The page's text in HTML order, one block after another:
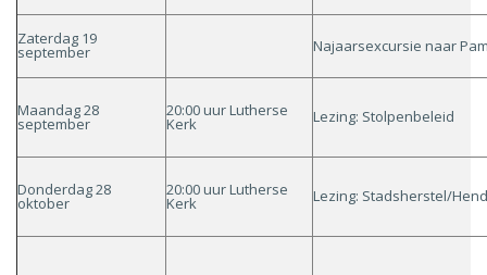
Zaterdag 19
september Najaarsexcursie naar
Maandag 28
september
20:00 uur Lutherse
Kerk Lezing: Stolpenbeleid
Donderdag 28
oktober
20:00 uur Lutherse
Kerk Lezing: Stadsherstel/